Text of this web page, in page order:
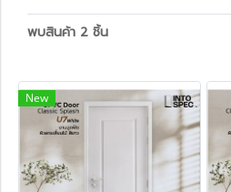
พบสินค้า 2 ชิ้น
New